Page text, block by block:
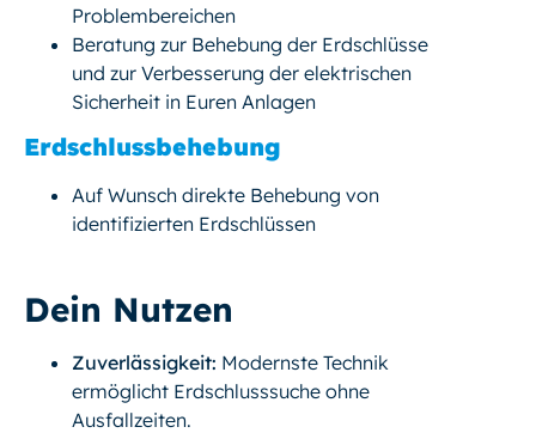
Problembereichen
Beratung zur Behebung der Erdschlüsse
und zur Verbesserung der elektrischen
Sicherheit in Euren Anlagen
Erdschlussbehebung
Auf Wunsch direkte Behebung von
identifizierten Erdschlüssen
Dein Nutzen
Zuverlässigkeit: Modernste Technik
ermöglicht Erdschlusssuche ohne
Ausfallzeiten.